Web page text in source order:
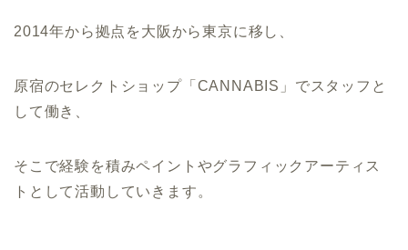
2014年から拠点を大阪から東京に移し、
原宿のセレクトショップ「CANNABIS」でスタッフと
して働き、
そこで経験を積みペイントやグラフィックアーティス
トとして活動していきます。